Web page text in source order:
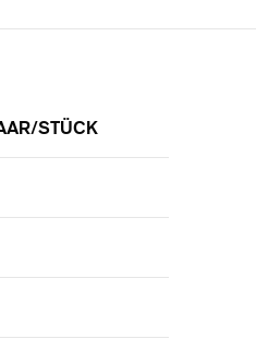
STÜCK